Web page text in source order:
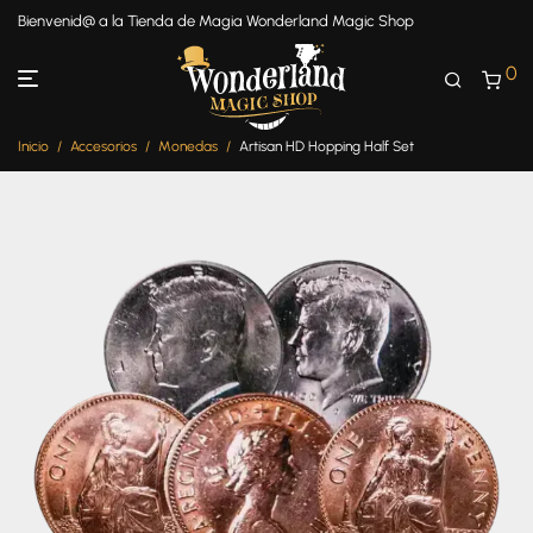
Bienvenid@ a la Tienda de Magia Wonderland Magic Shop
0
Inicio / Accesorios / Monedas / Artisan HD Hopping Half Set